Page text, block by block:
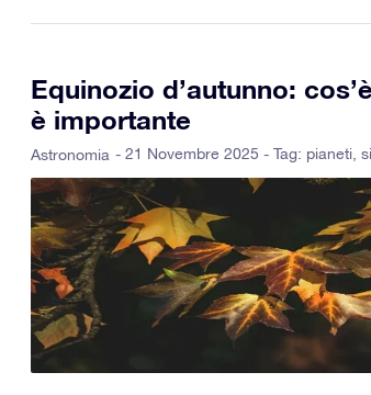
Equinozio d’autunno:
è importante
Astronomia - 21 Novembre 2025 - Tag: pianeti